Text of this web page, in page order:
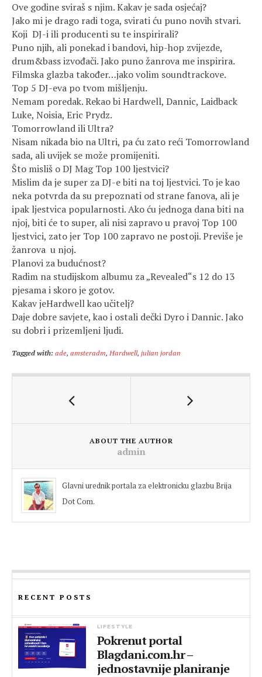
Ove godine sviraš s njim. Kakav je sada osjećaj?
Jako mi je drago radi toga, svirati ću puno novih stvari.
Koji DJ-i ili producenti su te inspirirali?
Puno njih, ali ponekad i bandovi, hip-hop zvijezde,
drum&bass izvođači. Jako puno žanrova me inspirira.
Filmska glazba također…jako volim soundtrackove.
Top 5 DJ-eva po tvom mišljenju.
Nemam poredak. Rekao bi Hardwell, Dannic, Laidback
Luke, Noisia, Eric Prydz.
Tomorrowland ili Ultra?
Nisam nikada bio na Ultri, pa ću zato reći Tomorrowland
sada, ali uvijek se može promijeniti.
Što misliš o DJ Mag Top 100 ljestvici?
Mislim da je super za DJ-e biti na toj ljestvici. To je kao
neka potvrda da su prepoznati od strane fanova, ali je
ipak ljestvica popularnosti. Ako ću jednoga dana biti na
njoj, biti će to super, ali nisi zapravo u pravoj Top 100
ljestvici, zato jer Top 100 zapravo ne postoji. Previše je
žanrova u njoj.
Planovi za budućnost?
Radim na studijskom albumu za „Revealed“s 12 do 13
pjesama i skoro je gotov.
Kakav jeHardwell kao učitelj?
Daje dobre savjete, kao i ostali dečki Dyro i Dannic. Jako
su dobri i prizemljeni ljudi.
Tagged with:ade, amsteradm, Hardwell, julian jordan
ABOUT THE AUTHOR
admin
Glavni urednik portala za elektronicku glazbu Brija
Dot Com.
RECENT POSTS
LIFESTYLE
Pokrenut portal
Blagdani.com.hr –
jednostavnije planiranje